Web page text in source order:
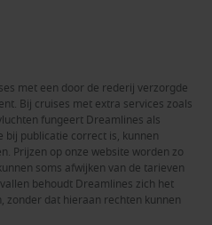
met een door de rederij verzorgde
Bij cruises met extra services zoals
fungeert Dreamlines als
publicatie correct is, kunnen
Prijzen op onze website worden zo
soms afwijken van de tarieven
behoudt Dreamlines zich het
dat hieraan rechten kunnen